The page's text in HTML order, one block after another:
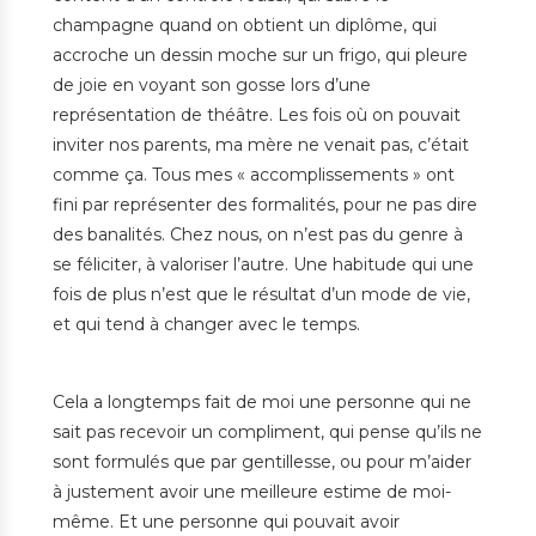
champagne quand on obtient un diplôme, qui
accroche un dessin moche sur un frigo, qui pleure
de joie en voyant son gosse lors d’une
représentation de théâtre. Les fois où on pouvait
inviter nos parents, ma mère ne venait pas, c’était
comme ça. Tous mes « accomplissements » ont
fini par représenter des formalités, pour ne pas dire
des banalités. Chez nous, on n’est pas du genre à
se féliciter, à valoriser l’autre. Une habitude qui une
fois de plus n’est que le résultat d’un mode de vie,
et qui tend à changer avec le temps.
Cela a longtemps fait de moi une personne qui ne
sait pas recevoir un compliment, qui pense qu’ils ne
sont formulés que par gentillesse, ou pour m’aider
à justement avoir une meilleure estime de moi-
même. Et une personne qui pouvait avoir